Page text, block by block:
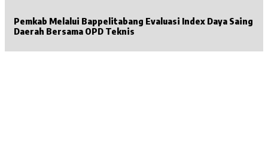
Pemkab Melalui Bappelitabang Evaluasi Index Daya Saing
Daerah Bersama OPD Teknis